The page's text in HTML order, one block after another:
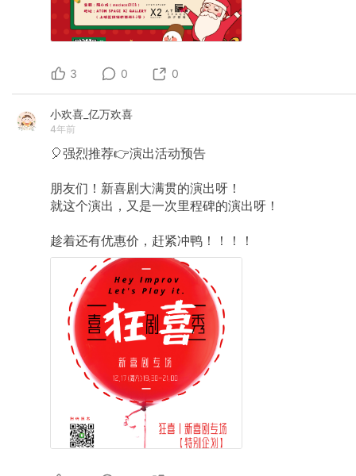
3 0 0
小欢喜_亿万欢喜
4年前
🎈强烈推荐👉演出活动预告
朋友们！新喜剧大满贯的演出呀！
就这个演出，又是一次里程碑的演出呀！
​趁着还有优惠价，赶紧冲鸭！！！！